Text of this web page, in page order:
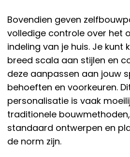
Bovendien geven
volledige controle over het
indeling van je huis. Je kunt
breed scala aan stijlen en
deze aanpassen aan jouw
behoeften en voorkeuren.
personalisatie is vaak
traditionele
standaard ontwerpen en
de norm zijn.